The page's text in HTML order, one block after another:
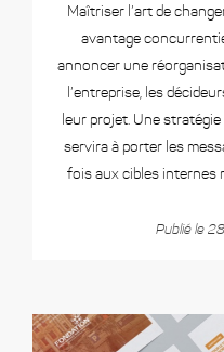
Maîtriser l’art de
avantage
annoncer une
l’entreprise, les
leur projet. Une
servira à porter les
fois aux cibles internes
Publié le